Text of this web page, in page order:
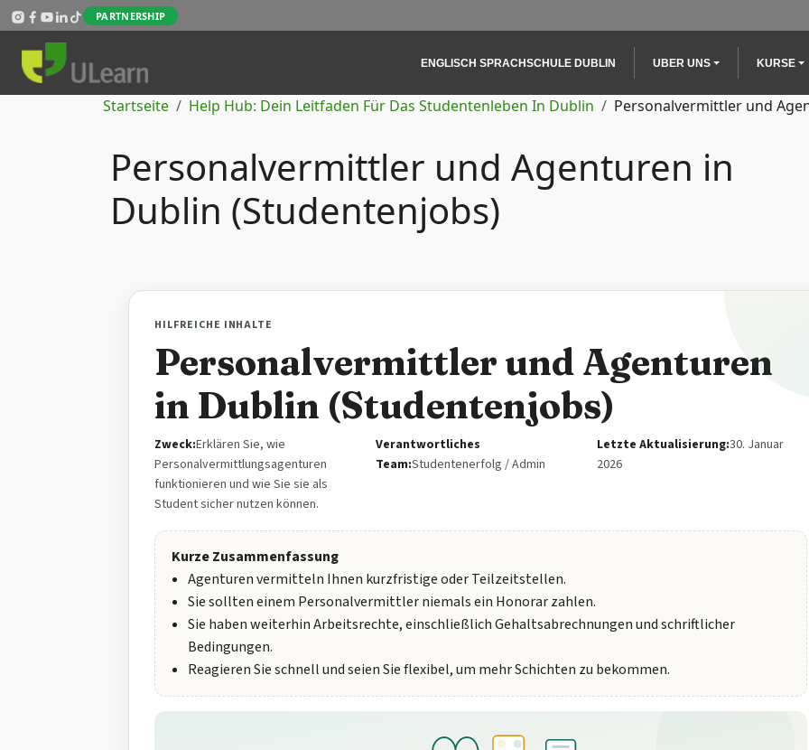
Direkt zum InhaltPARTNERSHIP
Main navigation
ENGLISCH SPRACHSCHULE DUBLIN UBER UNS KURSE
Pfadnavigation
Startseite Help Hub: Dein Leitfaden Für Das Studentenleben In Dublin Personalvermittler und
Personalvermittler und Agenturen in
Dublin (Studentenjobs)
HILFREICHE INHALTE
Personalvermittler und Agenturen
in Dublin (Studentenjobs)
Zweck:Erklären Sie, wie
Personalvermittlungsagenturen
funktionieren und wie Sie sie als
Student sicher nutzen können.
Verantwortliches
Team:Studentenerfolg / Admin
Letzte Aktualisierung:30. Januar
2026
Kurze Zusammenfassung
Agenturen vermitteln Ihnen kurzfristige oder Teilzeitstellen.
Sie sollten einem Personalvermittler niemals ein Honorar zahlen.
Sie haben weiterhin Arbeitsrechte, einschließlich Gehaltsabrechnungen und schriftlicher
Bedingungen.
Reagieren Sie schnell und seien Sie flexibel, um mehr Schichten zu bekommen.